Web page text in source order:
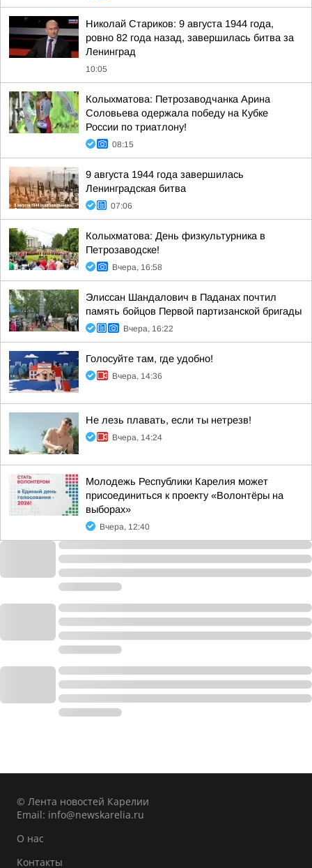
Николай Стариков: 9 августа 1944 года,
ровно 82 года назад, завершилась битва за
Ленинград
10:05
Колыхматова: Петрозаводчанка Арина
Соловьева одержала победу на Кубке
России по триатлону!
08:15
9 августа 1944 года завершилась
Ленинградская битва
07:06
Колыхматова: День физкультурника в
Петрозаводске!
Вчера, 16:58
Элиссан Шандалович в Паданах почтил
память бойцов Первой партизанской бригады
Вчера, 16:22
Голосуйте там, где удобно!
Вчера, 14:36
Не лезь плавать, если ты нетрезв!
Вчера, 14:24
Молодежь Республики Карелия может
присоединиться к проекту «Волонтёры на
выборах»
Вчера, 12:40
© Лента новостей Карелии
Email: info@newskarelia.ru
О нас
Контакты